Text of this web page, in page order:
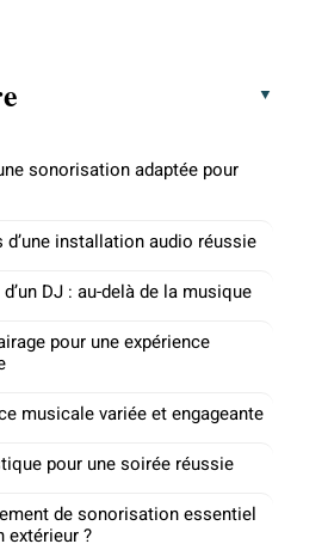
sonorisation adaptée pour
installation audio réussie
DJ : au-delà de la musique
pour une expérience
musicale variée et engageante
pour une soirée réussie
de sonorisation essentiel
extérieur ?